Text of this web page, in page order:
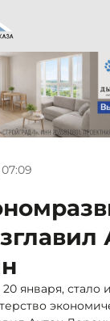
января, стало